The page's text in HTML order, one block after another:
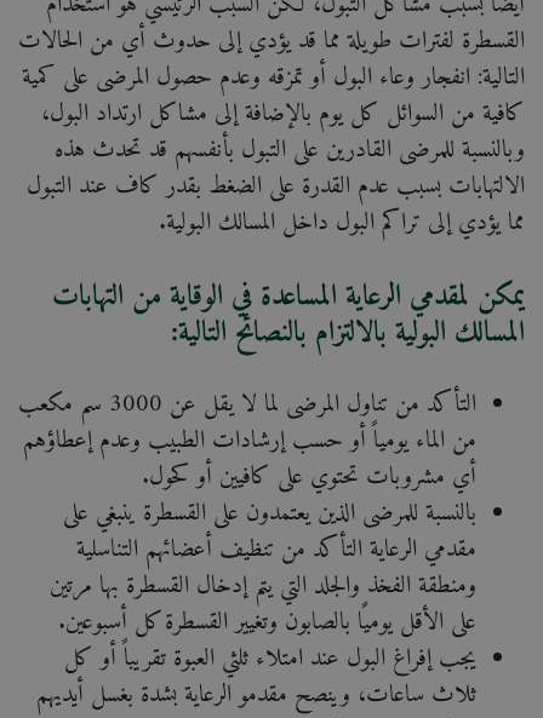
القسطرة لفترات طويلة مما قد يؤدي إلى حدوث أي من الحالات
التالية: انفجار وعاء البول أو تمزقه وعدم حصول المرضى على كمية
كافية من السوائل كل يوم بالإضافة إلى مشاكل ارتداد البول،
وبالنسبة للمرضى القادرين على التبول بأنفسهم قد تحدث هذه
الالتهابات بسبب عدم القدرة على الضغط بقدر كاف عند التبول
مما يؤدي إلى تراكم البول داخل المسالك البولية.
يمكن لمقدمي الرعاية المساعدة في الوقاية من التهابات
المسالك البولية بالالتزام بالنصائح التالية:
التأكد من تناول المرضى لما لا يقل عن 3000 سم مكعب
من الماء يومياً أو حسب إرشادات الطبيب وعدم إعطاؤهم
أي مشروبات تحتوي على كافيين أو كحول.
بالنسبة للمرضى الذين يعتمدون على القسطرة ينبغي على
مقدمي الرعاية التأكد من تنظيف أعضائهم التناسلية
ومنطقة الفخذ والجلد التي يتم إدخال القسطرة بها مرتين
على الأقل يوميًا بالصابون وتغيير القسطرة كل أسبوعين.
يجب إفراغ البول عند امتلاء ثلثي العبوة تقريباً أو كل
ثلاث ساعات، وينصح مقدمو الرعاية بشدة بغسل أيديهم